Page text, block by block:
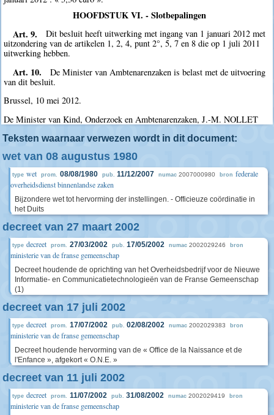
HOOFDSTUK VI. - Slotbepalingen
Art. 9.
Dit besluit heeft uitwerking met ingang van 1 januari 2012 met
uitzondering van de artikelen 1, 2, 4, punt 2°, 5, 7 en 8 die op 1 juli 2011
uitwerking hebben.
Art. 10.
De Minister van Ambtenarenzaken is belast met de uitvoering
van dit besluit.
Brussel, 10 mei 2012.
De Minister van Kind, Onderzoek en Ambtenarenzaken, J.-M. NOLLET
Teksten waarnaar verwezen wordt in dit document:
wet van 08 augustus 1980
type wet prom. 08/08/1980 pub. 11/12/2007 numac 2007000980 bron federale
overheidsdienst binnenlandse zaken
Bijzondere wet tot hervorming der instellingen. - Officieuze coördinatie in
het Duits
decreet van 27 maart 2002
type decreet prom. 27/03/2002 pub. 17/05/2002 numac 2002029246 bron
ministerie van de franse gemeenschap
Decreet houdende de oprichting van het Overheidsbedrijf voor de Nieuwe
Informatie- en Communicatietechnologieën van de Franse Gemeenschap
(1)
decreet van 17 juli 2002
type decreet prom. 17/07/2002 pub. 02/08/2002 numac 2002029383 bron
ministerie van de franse gemeenschap
Decreet houdende hervorming van de « Office de la Naissance et de
l'Enfance », afgekort « O.N.E. »
decreet van 11 juli 2002
type decreet prom. 11/07/2002 pub. 31/08/2002 numac 2002029419 bron
ministerie van de franse gemeenschap